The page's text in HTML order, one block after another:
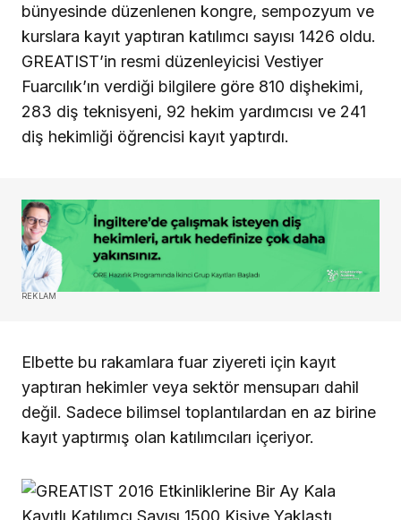
bünyesinde düzenlenen kongre, sempozyum ve
kurslara kayıt yaptıran katılımcı sayısı 1426 oldu.
GREATIST’in resmi düzenleyicisi Vestiyer
Fuarcılık’ın verdiği bilgilere göre 810 dişhekimi,
283 diş teknisyeni, 92 hekim yardımcısı ve 241
diş hekimliği öğrencisi kayıt yaptırdı.
REKLAM
Elbette bu rakamlara fuar ziyereti için kayıt
yaptıran hekimler veya sektör mensuparı dahil
değil. Sadece bilimsel toplantılardan en az birine
kayıt yaptırmış olan katılımcıları içeriyor.